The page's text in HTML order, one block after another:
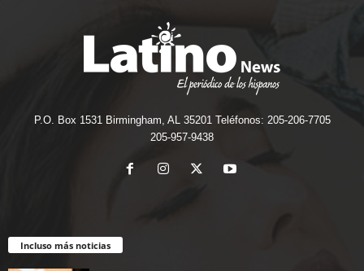
P.O. Box 1531 Birmingham, AL 35201 Teléfonos: 205-206-7705
205-957-9438
Incluso más noticias